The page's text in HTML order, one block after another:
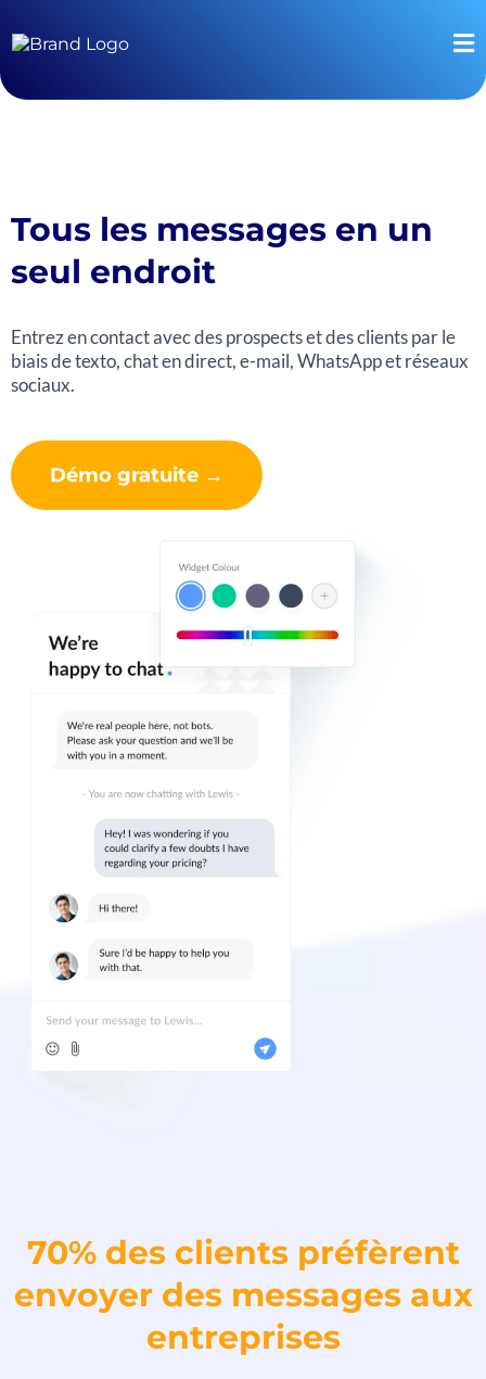
Tous les messages en un
seul endroit
Entrez en contact avec des prospects et des clients par le
biais de texto, chat en direct, e-mail, WhatsApp et réseaux
sociaux.
Démo gratuite →
70% des clients préfèrent
envoyer des messages aux
entreprises